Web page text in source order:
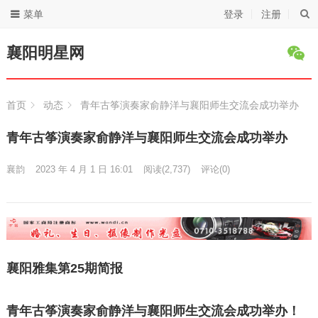
登录 注册
襄阳明星网
菜单
首页 动态 青年古筝演奏家俞静洋与襄阳师生交流会成功举办
青年古筝演奏家俞静洋与襄阳师生交流会成功举办
襄韵 2023 年 4 月 1 日 16:01 阅读(2,737) 评论(0)
襄阳雅集第25期简报
青年古筝演奏家俞静洋与襄阳师生交流会成功举办！